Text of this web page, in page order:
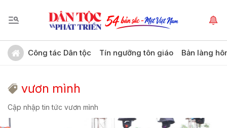
Công tác Dân tộc Tín ngưỡng tôn giáo Bản làng
vươn mình
Cập nhập tin tức vươn mình